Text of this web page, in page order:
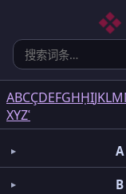
ABCÇDEFGHḤIJKLM
XYZʿ
A
B